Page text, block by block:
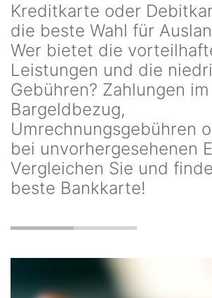
Kreditkarte oder
die beste Wahl für
Wer bietet die
Leistungen und die
Gebühren? Zahlungen
Bargeldbezug,
Umrechnungsgebühren
bei unvorhergesehenen
Vergleichen Sie und
beste Bankkarte!